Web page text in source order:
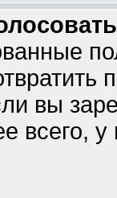
вы
всего,